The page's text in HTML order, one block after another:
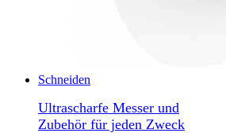
Schneiden
Ultrascharfe Messer und
Zubehör für jeden Zweck